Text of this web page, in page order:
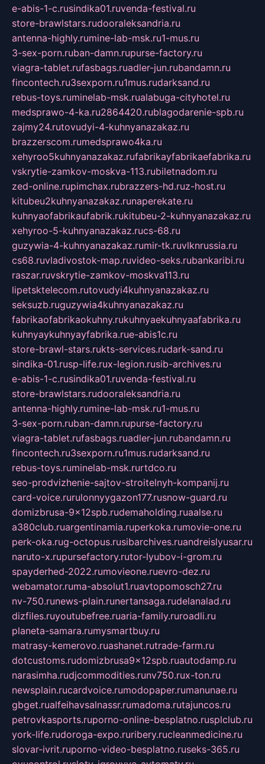
e-abis-1-c.rusindika01.ruvenda-festival.ru
store-brawlstars.rudooraleksandria.ru
antenna-highly.rumine-lab-msk.ru1-mus.ru
3-sex-porn.ruban-damn.rupurse-factory.ru
viagra-tablet.rufasbags.ruadler-jun.rubandamn.ru
fincontech.ru3sexporn.ru1mus.rudarksand.ru
rebus-toys.ruminelab-msk.rualabuga-cityhotel.ru
medsprawo-4-ka.ru2864420.rublagodarenie-spb.ru
zajmy24.rutovudyi-4-kuhnyanazakaz.ru
brazzerscom.rumedsprawo4ka.ru
xehyroo5kuhnyanazakaz.rufabrikayfabrikaefabrika.ru
vskrytie-zamkov-moskva-113.rubiletnadom.ru
zed-online.rupimchax.rubrazzers-hd.ruz-host.ru
kitubeu2kuhnyanazakaz.runaperekate.ru
kuhnyaofabrikaufabrik.rukitubeu-2-kuhnyanazakaz.ru
xehyroo-5-kuhnyanazakaz.rucs-68.ru
guzywia-4-kuhnyanazakaz.rumir-tk.ruvlknrussia.ru
cs68.ruvladivostok-map.ruvideo-seks.rubankaribi.ru
raszar.ruvskrytie-zamkov-moskva113.ru
lipetsktelecom.rutovudyi4kuhnyanazakaz.ru
seksuzb.ruguzywia4kuhnyanazakaz.ru
fabrikaofabrikaokuhny.rukuhnyaekuhnyaafabrika.ru
kuhnyaykuhnyayfabrika.rue-abis1c.ru
store-brawl-stars.rukts-services.rudark-sand.ru
sindika-01.rusp-life.rux-legion.rusib-archives.ru
e-abis-1-c.rusindika01.ruvenda-festival.ru
store-brawlstars.rudooraleksandria.ru
antenna-highly.rumine-lab-msk.ru1-mus.ru
3-sex-porn.ruban-damn.rupurse-factory.ru
viagra-tablet.rufasbags.ruadler-jun.rubandamn.ru
fincontech.ru3sexporn.ru1mus.rudarksand.ru
rebus-toys.ruminelab-msk.rurtdco.ru
seo-prodvizhenie-sajtov-stroitelnyh-kompanij.ru
card-voice.rurulonnyygazon177.rusnow-guard.ru
domizbrusa-9x12spb.rudemaholding.ruaalse.ru
a380club.ruargentinamia.ruperkoka.rumovie-one.ru
perk-oka.rug-octopus.rusibarchives.ruandreislyusar.ru
naruto-x.rupursefactory.rutor-lyubov-i-grom.ru
spayderhed-2022.rumovieone.ruevro-dez.ru
webamator.ruma-absolut1.ruavtopomosch27.ru
nv-750.runews-plain.runertansaga.rudelanalad.ru
dizfiles.ruyoutubefree.ruaria-family.ruroadli.ru
planeta-samara.rumysmartbuy.ru
matrasy-kemerovo.ruashanet.rutrade-farm.ru
dotcustoms.rudomizbrusa9x12spb.ruautodamp.ru
narasimha.rudjcommodities.runv750.rux-ton.ru
newsplain.rucardvoice.rumodopaper.rumanunae.ru
gbget.rualfeihavsalnassr.rumadoma.rutajuncos.ru
petrovkasports.ruporno-online-besplatno.rusplclub.ru
york-life.rudoroga-expo.ruribery.rucleanmedicine.ru
slovar-ivrit.ruporno-video-besplatno.ruseks-365.ru